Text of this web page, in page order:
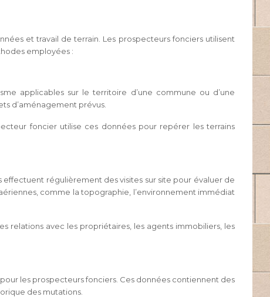
et travail de terrain. Les prospecteurs fonciers utilisent
employées :
applicables sur le territoire d’une commune ou d’une
d’aménagement prévus.
foncier utilise ces données pour repérer les terrains
régulièrement des visites sur site pour évaluer de
comme la topographie, l’environnement immédiat
relations avec les propriétaires, les agents immobiliers, les
les prospecteurs fonciers. Ces données contiennent des
des mutations.